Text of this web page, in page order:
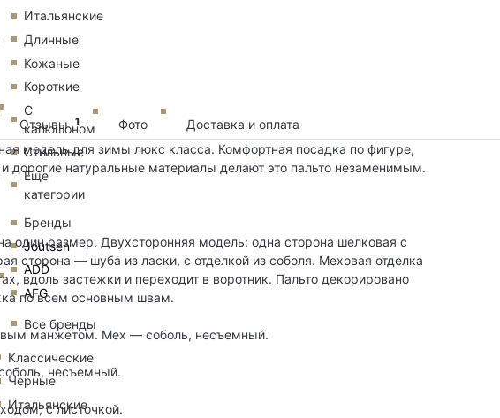
Итальянские
Длинные
Кожаные
Короткие
С
капюшоном
Стильные
Еще
категории
Бренды
Joutsen
ADD
AFG
Все бренды
Классические
Черные
Итальянские
Отзывы 1 Фото
Доставка и оплата
модель для зимы люкс класса. Комфортная посадка по фигуре,
и дорогие натуральные материалы делают это пальто незаменимым.
один размер. Двухсторонняя модель: одна сторона шелковая с
сторона — шуба из ласки, с отделкой из соболя. Меховая отделка
вдоль застежки и переходит в воротник. Пальто декорировано
по всем основным швам.
манжетом. Мех — соболь, несъемный.
несъемный.
с листочкой.